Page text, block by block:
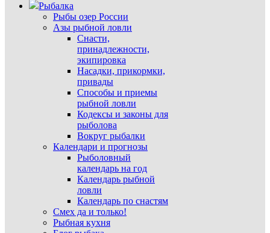
Рыбалка
Рыбы озер России
Азы рыбной ловли
Снасти,
принадлежности,
экипировка
Насадки, прикормки,
привады
Способы и приемы
рыбной ловли
Кодексы и законы для
рыболова
Вокруг рыбалки
Календари и прогнозы
Рыболовный
календарь на год
Календарь рыбной
ловли
Календарь по снастям
Смех да и только!
Рыбная кухня